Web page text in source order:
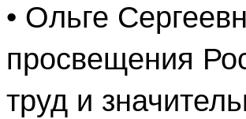
• Ольге
просвещения
труд и